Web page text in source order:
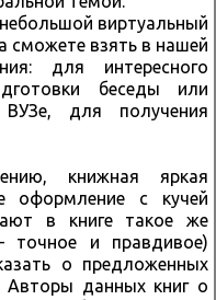
виртуальный
сможете взять в нашей
для интересного
беседы или
для получения
книжная яркая
оформление с кучей
в книге такое же
и правдивое)
о предложенных
Авторы данных книг о